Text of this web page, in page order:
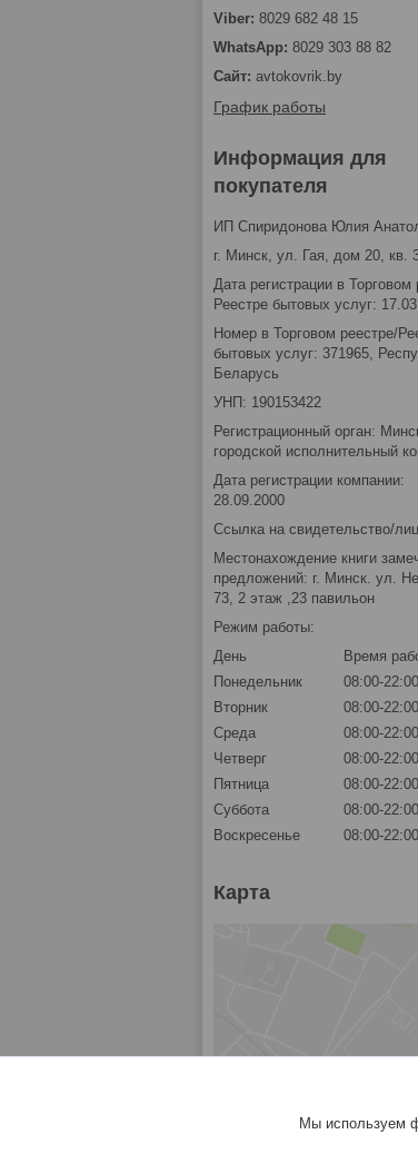
8029 682 48 15
8029 303 88 82
avtokovrik.by
График работы
Информация для
покупателя
ИП Спиридонова Юлия
г. Минск, ул. Гая, дом 20, кв.
Дата регистрации в Торговом
Реестре бытовых услуг:
Номер в Торговом реестре/
бытовых услуг: 371965,
Беларусь
УНП: 190153422
Регистрационный орган:
городской исполнительный
Дата регистрации компании:
28.09.2000
Ссылка на свидетельство/
Местонахождение книги
предложений: г. Минск. ул.
73, 2 этаж ,23 павильон
Режим работы:
День
Время
Понедельник
08:00-22:00
Вторник
08:00-22:00
Среда
08:00-22:00
Четверг
08:00-22:00
Пятница
08:00-22:00
Суббота
08:00-22:00
Воскресенье
08:00-22:00
Карта
Мы используем